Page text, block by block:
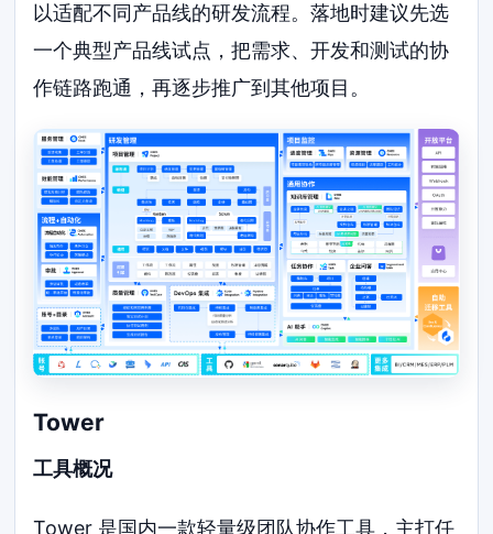
以适配不同产品线的研发流程。落地时建议先选
一个典型产品线试点，把需求、开发和测试的协
作链路跑通，再逐步推广到其他项目。
Tower
工具概况
Tower 是国内一款轻量级团队协作工具，主打任